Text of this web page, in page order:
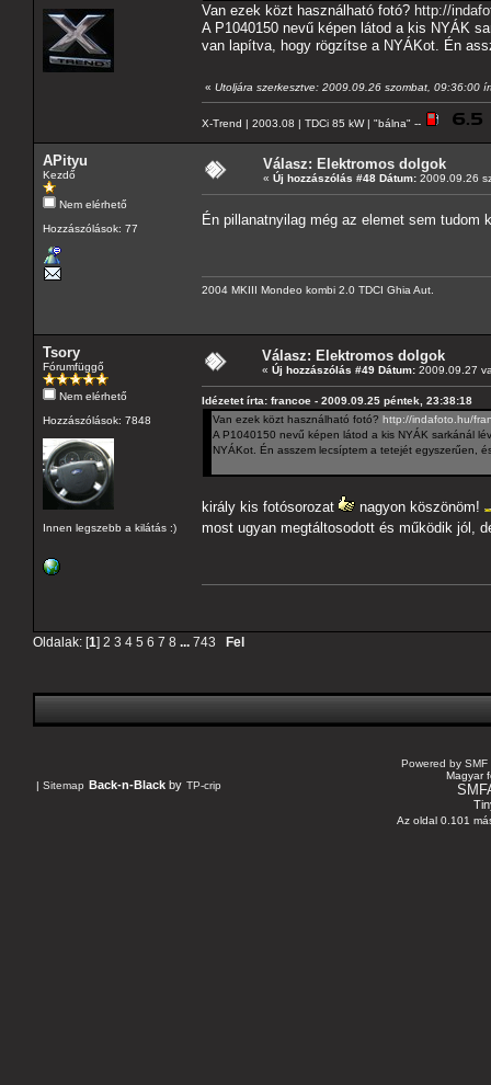
Van ezek közt használható fotó? http://
A P1040150 nevű képen látod a kis NYÁK
van lapítva, hogy rögzítse a NYÁKot. Én
« Utoljára szerkesztve: 2009.09.26 szombat, 09:36:00
X-Trend | 2003.08 | TDCi 85 kW | "bálna" --
APityu
Kezdő
Nem elérhető
Hozzászólások: 77
Válasz: Elektromos dolgok
« Új hozzászólás #48 Dátum: 2009.09.26
Én pillanatnyilag még az elemet sem
2004 MKIII Mondeo kombi 2.0 TDCI Ghia Aut.
Tsory
Fórumfüggő
Nem elérhető
Hozzászólások: 7848
Innen legszebb a kilátás :)
Válasz: Elektromos dolgok
« Új hozzászólás #49 Dátum: 2009.09.27
Idézetet írta: francoe - 2009.09.25 péntek, 23:38:18
Van ezek közt használható fotó? http://indafoto.hu/
A P1040150 nevű képen látod a kis NYÁK sarkánál
NYÁKot. Én asszem lecsíptem a tetejét egyszerűen,
király kis fotósorozat
nagyon köszönöm!
most ugyan megtáltosodott és működik jól,
Oldalak: [1] 2 3 4 5 6 7 8 ... 743 Fel
| Sitemap Back-n-Black by TP-crip
Powered by SMF
Magyar
Az oldal 0.101